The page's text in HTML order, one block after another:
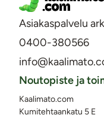
Asiakaspalvelu
0400-380566
Noutopiste ja
Kaalimato.com
Kumitehtaankatu 5 E